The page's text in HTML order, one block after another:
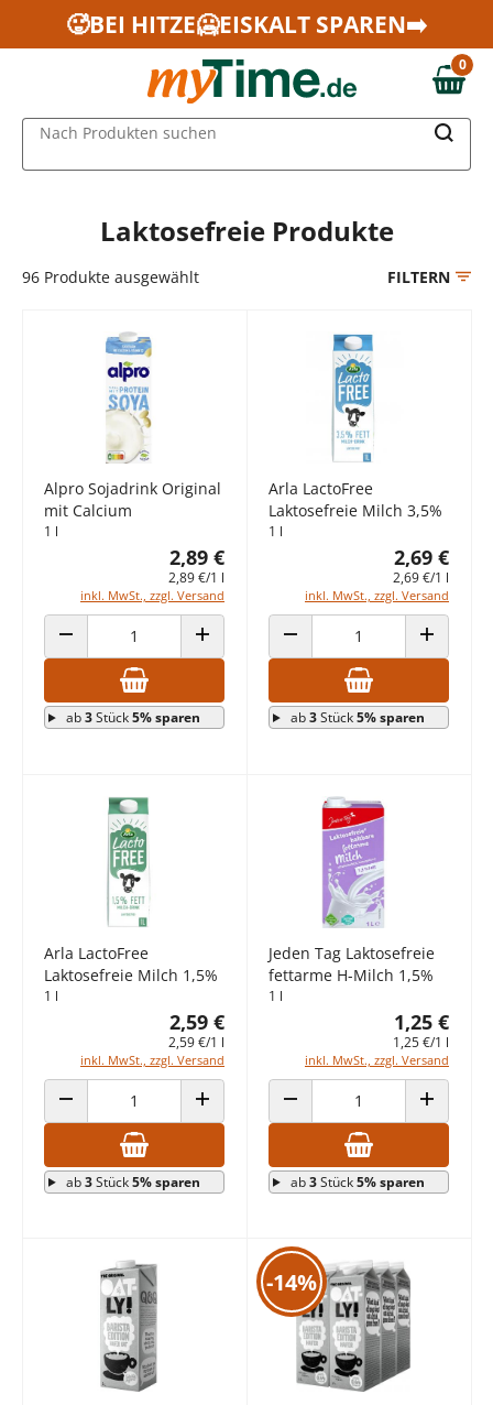
Zum Hauptinhalt springen
Zur Navigation springen
Zur Suche springen
🥵BEI HITZE🥶EISKALT SPAREN➡️
0,00 €
0
Nach Produkten suchen
Laktosefreie Produkte
96 Produkte ausgewählt FILTERN
Alpro Sojadrink Original
mit Calcium
1 l
2,89 €
2,89 €/1 l
inkl. MwSt., zzgl. Versand
ANZAHL VERRINGERN ANZAHL ERHÖHEN
ab3Stück5% sparen
Arla LactoFree
Laktosefreie Milch 3,5%
1 l
2,69 €
2,69 €/1 l
inkl. MwSt., zzgl. Versand
ANZAHL VERRINGERN ANZAHL
ab3Stück5% sparen
Arla LactoFree
Laktosefreie Milch 1,5%
1 l
2,59 €
2,59 €/1 l
inkl. MwSt., zzgl. Versand
ANZAHL VERRINGERN ANZAHL ERHÖHEN
ab3Stück5% sparen
Jeden Tag Laktosefreie
fettarme H-Milch 1,5%
1 l
1,25 €
1,25 €/1 l
inkl. MwSt., zzgl. Versand
ANZAHL VERRINGERN ANZAHL
ab3Stück5% sparen
-14%